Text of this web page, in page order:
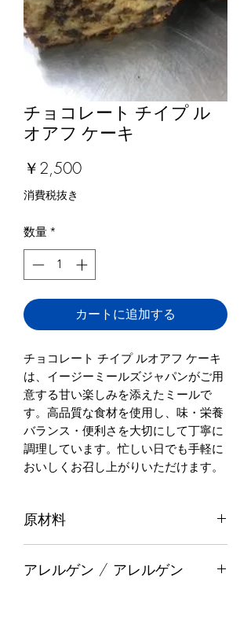
チョコレート チイプ ル
オアフ ケーキ
￥2,500価
消費税抜き
数量 *
カートに追加する
チョコレート チイプ ルオアフ ケーキ
は、イージーミールズジャパンがご用
意する甘い楽しみを添えたミールで
す。高品質な食材を使用し、味・栄養
バランス・便利さを大切にして丁寧に
調理しています。忙しい日でも手軽に
おいしくお召し上がりいただけます。
原材料
ー クリーム, チョコレート チイプス,
アレルゲン / アレルゲン